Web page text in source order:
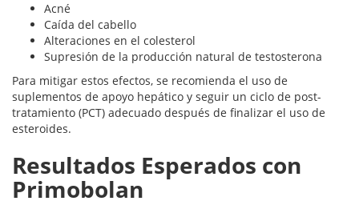
Acné
Caída del cabello
Alteraciones en el colesterol
Supresión de la producción natural de testosterona
Para mitigar estos efectos, se recomienda el uso de
suplementos de apoyo hepático y seguir un ciclo de post-
tratamiento (PCT) adecuado después de finalizar el uso de
esteroides.
Resultados Esperados con
Primobolan